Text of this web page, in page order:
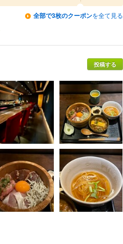
全部で3枚のクーポンを全て見る
投稿する